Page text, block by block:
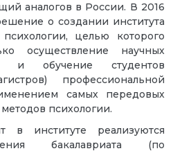
аналогов в России. В 2016
о создании института
целью которого
осуществление научных
и обучение студентов
профессиональной
самых передовых
психологии.
институте реализуются
бакалавриата (по